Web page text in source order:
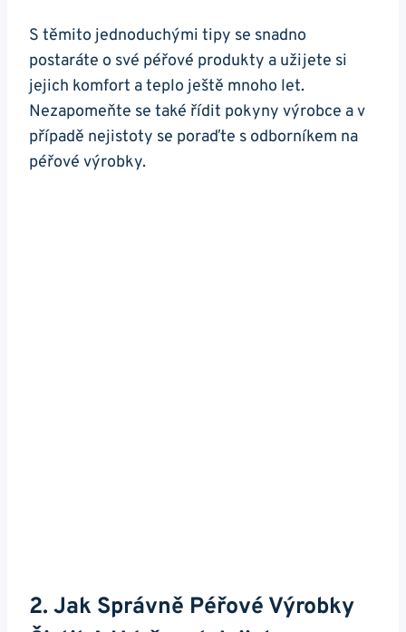
S těmito jednoduchými tipy se snadno
postaráte o své péřové produkty a užijete si
jejich komfort a teplo ještě mnoho let.
Nezapomeňte se také řídit pokyny výrobce a v
případě nejistoty se poraďte s odborníkem na
péřové výrobky.
2. Jak Správně Péřové Výrobky